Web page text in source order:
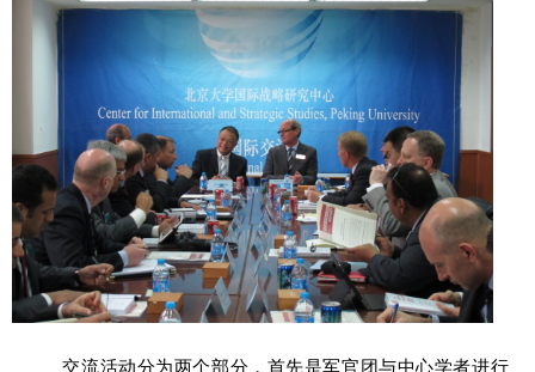
交流活动分为两个部分，首先是军官团与中心学者进行